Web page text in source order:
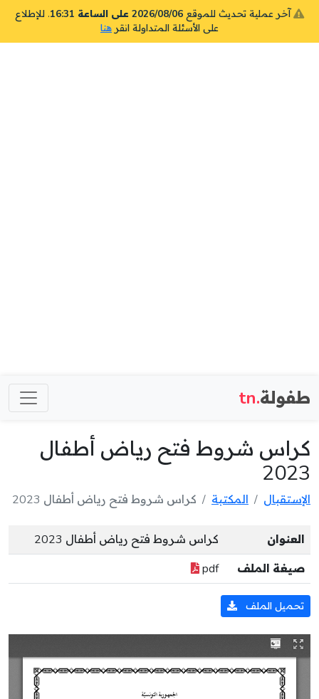
آخر عملية تحديث للموقع 2026/08/06 على الساعة 16:31
. للإطلاع
على الأسئلة المتداولة انقر هنا
طفولة.tn
كراس شروط فتح رياض أطفال
2023
الإستقبال المكتبة كراس شروط فتح رياض أطفال 2023
العنوان
كراس شروط فتح رياض أطفال 2023
صيغة الملف
pdf
تحميل الملف